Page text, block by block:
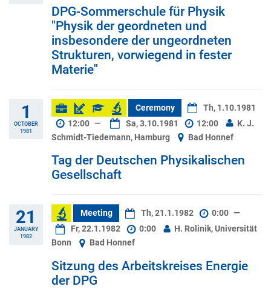
DPG-Sommerschule für Physik
"Physik der geordneten und
insbesondere der ungeordneten
Strukturen, vorwiegend in fester
Materie"
1
OCTOBER
1981
Ceremony
Th, 1.10.1981
12:00 — Sa, 3.10.1981 12:00
K. J.
Schmidt-Tiedemann, Hamburg
Bad Honnef
Tag der Deutschen Physikalischen
Gesellschaft
21
JANUARY
1982
Meeting Th, 21.1.1982 0:00 —
Fr, 22.1.1982
0:00
H. Rolinik, Universität
Bonn
Bad Honnef
Sitzung des Arbeitskreises Energie
der DPG